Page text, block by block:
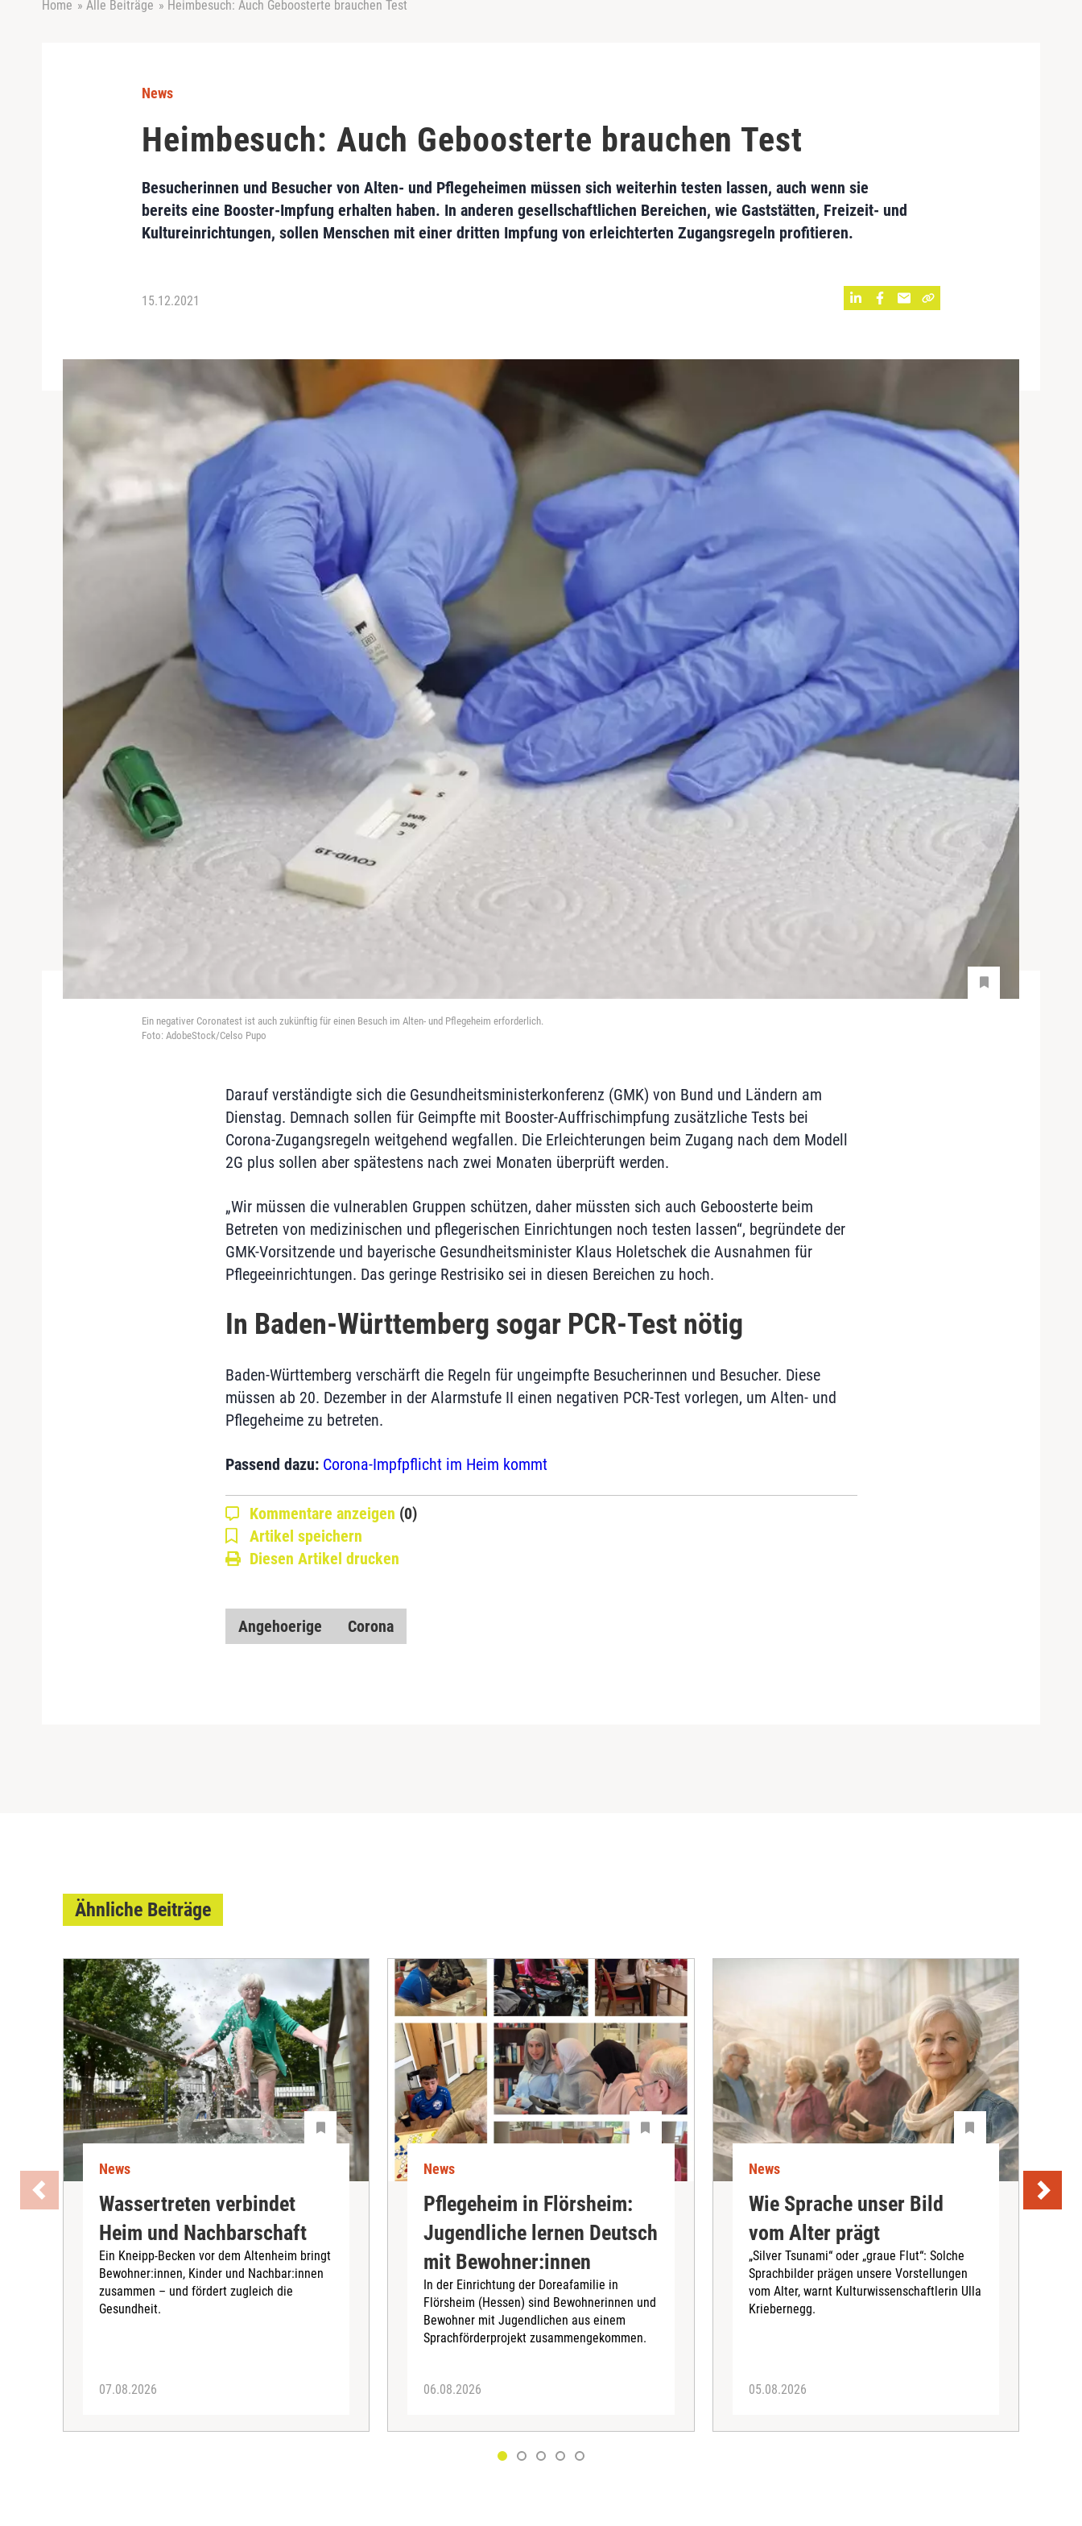
Home » Alle Beiträge » Heimbesuch: Auch Geboosterte brauchen Test
News
Heimbesuch: Auch Geboosterte brauchen Test
Besucherinnen und Besucher von Alten- und Pflegeheimen müssen sich weiterhin testen lassen, auch wenn sie
bereits eine Booster-Impfung erhalten haben. In anderen gesellschaftlichen Bereichen, wie Gaststätten, Freizeit- und
Kultureinrichtungen, sollen Menschen mit einer dritten Impfung von erleichterten Zugangsregeln profitieren.
15.12.2021
Ein negativer Coronatest ist auch zukünftig für einen Besuch im Alten- und Pflegeheim erforderlich.
Foto: AdobeStock/Celso Pupo
Darauf verständigte sich die Gesundheitsministerkonferenz (GMK) von Bund und Ländern am
Dienstag. Demnach sollen für Geimpfte mit Booster-Auffrischimpfung zusätzliche Tests bei
Corona-Zugangsregeln weitgehend wegfallen. Die Erleichterungen beim Zugang nach dem Modell
2G plus sollen aber spätestens nach zwei Monaten überprüft werden.
„Wir müssen die vulnerablen Gruppen schützen, daher müssten sich auch Geboosterte beim
Betreten von medizinischen und pflegerischen Einrichtungen noch testen lassen“, begründete der
GMK-Vorsitzende und bayerische Gesundheitsminister Klaus Holetschek die Ausnahmen für
Pflegeeinrichtungen. Das geringe Restrisiko sei in diesen Bereichen zu hoch.
In Baden-Württemberg sogar PCR-Test nötig
Baden-Württemberg verschärft die Regeln für ungeimpfte Besucherinnen und Besucher. Diese
müssen ab 20. Dezember in der Alarmstufe II einen negativen PCR-Test vorlegen, um Alten- und
Pflegeheime zu betreten.
Passend dazu: Corona-Impfpflicht im Heim kommt
Kommentare anzeigen (0)
Artikel speichern
Diesen Artikel drucken
Angehoerige Corona
Ähnliche Beiträge
News
Wassertreten verbindet
Heim und Nachbarschaft
Ein Kneipp-Becken vor dem Altenheim bringt
Bewohner:innen, Kinder und Nachbar:innen
zusammen – und fördert zugleich die
Gesundheit.
07.08.2026
News
Pflegeheim in Flörsheim:
Jugendliche lernen Deutsch
mit Bewohner:innen
In der Einrichtung der Doreafamilie in
Flörsheim (Hessen) sind Bewohnerinnen und
Bewohner mit Jugendlichen aus einem
Sprachförderprojekt zusammengekommen.
06.08.2026
News
Wie Sprache unser Bild
vom Alter prägt
„Silver Tsunami“ oder „graue Flut“: Solche
Sprachbilder prägen unsere Vorstellungen
vom Alter, warnt Kulturwissenschaftlerin Ulla
Kriebernegg.
05.08.2026